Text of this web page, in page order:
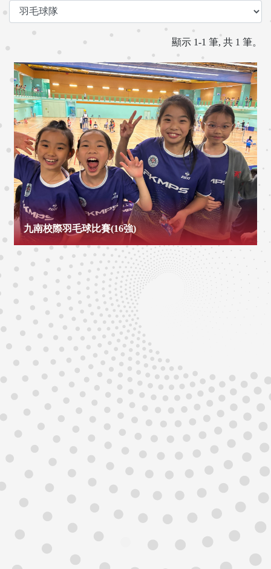
顯示 1-1 筆, 共 1 筆。
九南校際羽毛球比賽(16強)